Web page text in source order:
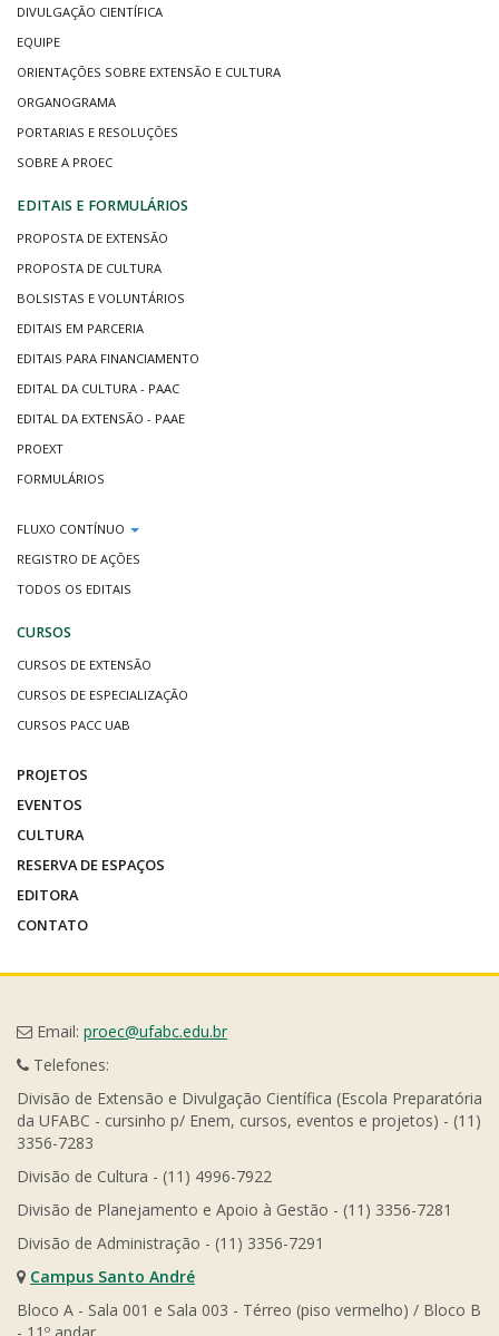
DIVULGAÇÃO CIENTÍFICA
EQUIPE
ORIENTAÇÕES SOBRE EXTENSÃO E CULTURA
ORGANOGRAMA
PORTARIAS E RESOLUÇÕES
SOBRE A PROEC
EDITAIS E FORMULÁRIOS
PROPOSTA DE EXTENSÃO
PROPOSTA DE CULTURA
BOLSISTAS E VOLUNTÁRIOS
EDITAIS EM PARCERIA
EDITAIS PARA FINANCIAMENTO
EDITAL DA CULTURA - PAAC
EDITAL DA EXTENSÃO - PAAE
PROEXT
FORMULÁRIOS
FLUXO CONTÍNUO
REGISTRO DE AÇÕES
TODOS OS EDITAIS
CURSOS
CURSOS DE EXTENSÃO
CURSOS DE ESPECIALIZAÇÃO
CURSOS PACC UAB
PROJETOS
EVENTOS
CULTURA
RESERVA DE ESPAÇOS
EDITORA
CONTATO
Email: proec@ufabc.edu.br
Telefones:
Divisão de Extensão e Divulgação Científica (Escola Preparatória
da UFABC - cursinho p/ Enem, cursos, eventos e projetos) - (11)
3356-7283
Divisão de Cultura - (11) 4996-7922
Divisão de Planejamento e Apoio à Gestão - (11) 3356-7281
Divisão de Administração - (11) 3356-7291
Campus Santo André
Bloco A - Sala 001 e Sala 003 - Térreo (piso vermelho) / Bloco B